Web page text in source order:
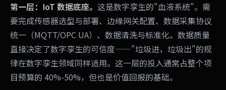
第一层：IoT 数据底座。 这是数字孪生的"血液系统"。需
要完成传感器选型与部署、边缘网关配置、数据采集协议
统一（MQTT/OPC UA）、数据清洗与标准化。数据质量
直接决定了数字孪生的可信度——"垃圾进，垃圾出"的规
律在数字孪生领域同样适用。这一层的投入通常占整个项
目预算的 40%-50%，但也是价值回报的基础。